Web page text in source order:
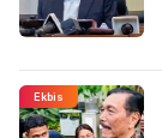
Ekbis